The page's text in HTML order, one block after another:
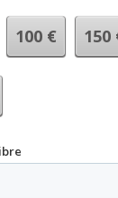
100 € 150